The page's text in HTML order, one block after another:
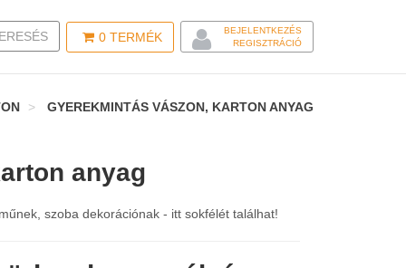
0 TERMÉK
BEJELENTKEZÉS
REGISZTRÁCIÓ
SEARCH
GYEREKMINTÁS VÁSZON, KARTON ANYAG
anyag
szoba dekorációnak - itt sokfélét találhat!